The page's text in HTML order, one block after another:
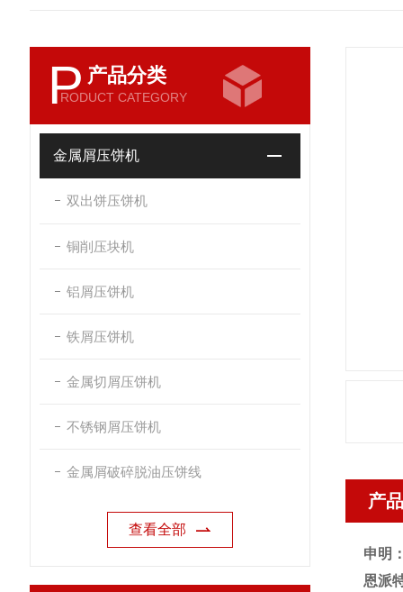
P 产品分类
RODUCT CATEGORY
金属屑压饼机
双出饼压饼机
铜削压块机
铝屑压饼机
铁屑压饼机
金属切屑压饼机
不锈钢屑压饼机
金属屑破碎脱油压饼线
查看全部
产
申明
恩派